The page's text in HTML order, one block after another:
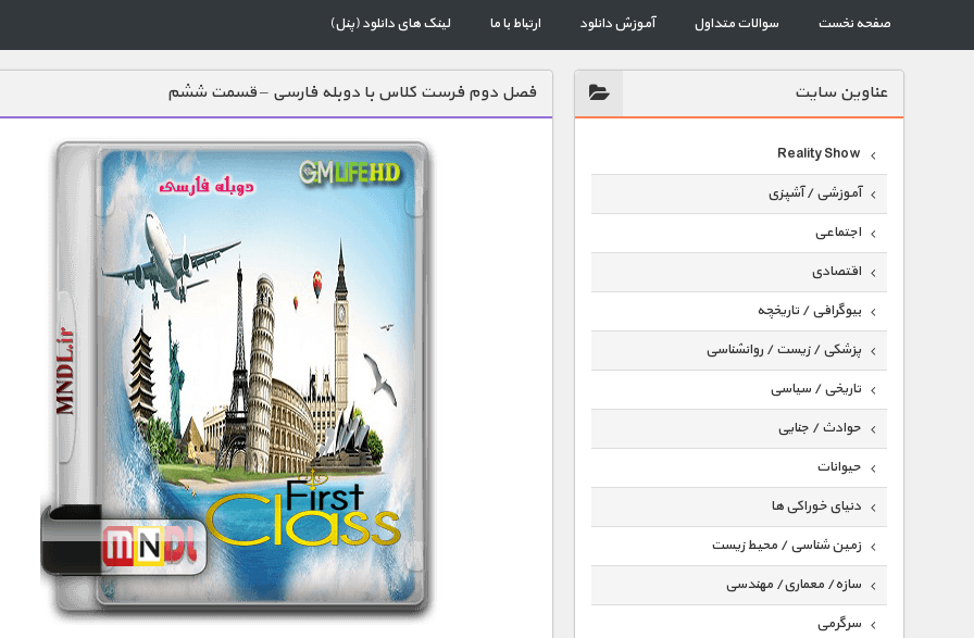
صفحه نخست سوالات متداول آموزش دانلود ارتباط با ما لینک های دانلود (پنل)
عناوين سايت
Reality Show
آموزشی / آشپزی
اجتماعی
اقتصادی
بیوگرافی / تاریخچه
پزشکی / زیست / روانشناسی
تاریخی / سیاسی
حوادث / جنایی
حیوانات
دنیای خوراکی ها
زمین شناسی / محیط زیست
سازه/ معماری/ مهندسی
سرگرمی
فصل دوم فرست کلاس با دوبله فارسی – قسمت ششم